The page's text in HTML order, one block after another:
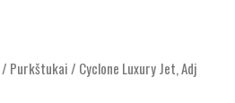
/ Purkštukai / Cyclone Luxury Jet, Adj